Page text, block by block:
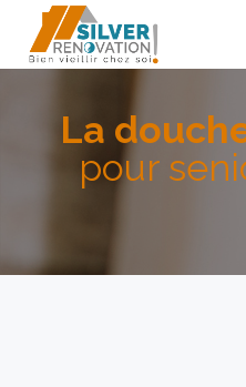
La
pour